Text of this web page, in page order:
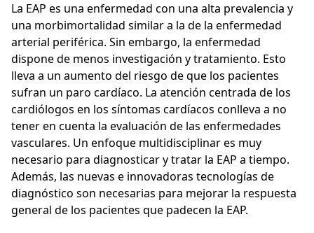
La EAP es una enfermedad con una alta prevalencia y
una morbimortalidad similar a la de la enfermedad
arterial periférica. Sin embargo, la enfermedad
dispone de menos investigación y tratamiento. Esto
lleva a un aumento del riesgo de que los pacientes
sufran un paro cardíaco. La atención centrada de los
cardiólogos en los síntomas cardíacos conlleva a no
tener en cuenta la evaluación de las enfermedades
vasculares. Un enfoque multidisciplinar es muy
necesario para diagnosticar y tratar la EAP a tiempo.
Además, las nuevas e innovadoras tecnologías de
diagnóstico son necesarias para mejorar la respuesta
general de los pacientes que padecen la EAP.